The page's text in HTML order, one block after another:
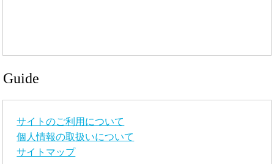
Guide
サイトのご利用について
個人情報の取扱いについて
サイトマップ